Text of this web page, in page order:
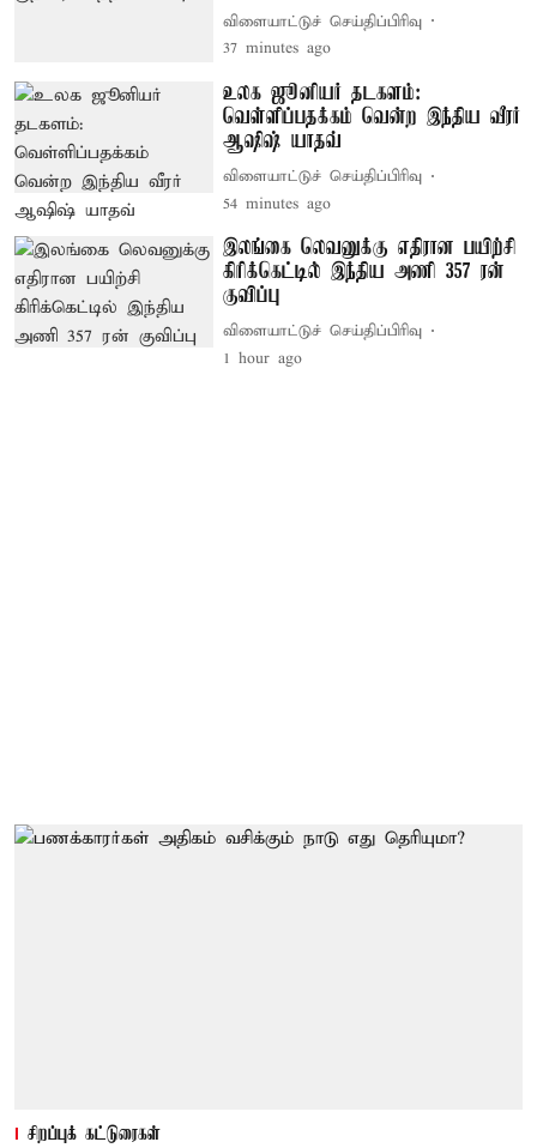
விளையாட்டுச் செய்திப்பிரிவு
37 minutes ago
உலக ஜூனியர் தடகளம்:
வெள்ளிப்பதக்கம் வென்ற இந்திய வீரர்
ஆஷிஷ் யாதவ்
விளையாட்டுச் செய்திப்பிரிவு
54 minutes ago
இலங்கை லெவனுக்கு எதிரான பயிற்சி
கிரிக்கெட்டில் இந்திய அணி 357 ரன்
குவிப்பு
விளையாட்டுச் செய்திப்பிரிவு
1 hour ago
சிறப்புக் கட்டுரைகள்